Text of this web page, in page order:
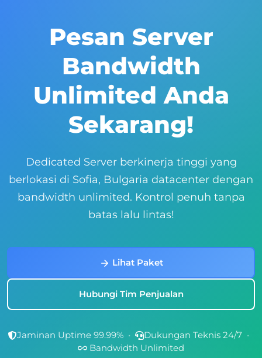
Pesan Server
Bandwidth
Unlimited Anda
Sekarang!
Dedicated Server berkinerja tinggi yang
berlokasi di Sofia, Bulgaria datacenter dengan
bandwidth unlimited. Kontrol penuh tanpa
batas lalu lintas!
Lihat Paket
Hubungi Tim Penjualan
Jaminan Uptime 99.99% • Dukungan Teknis 24/7 •
Bandwidth Unlimited